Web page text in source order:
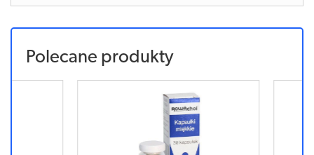
Polecane produkty